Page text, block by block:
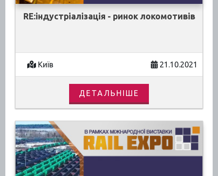
RE:індустріалізація - ринок локомотивів
Київ 21.10.2021
ДЕТАЛЬНІШЕ